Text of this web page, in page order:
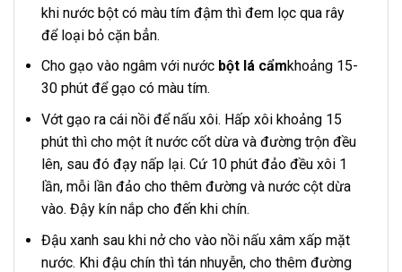
khi nước bột có màu tím đậm thì đem lọc qua rây
để loại bỏ cặn bẳn.
Cho gạo vào ngâm với nước bột lá cẩmkhoảng 15-
30 phút để gạo có màu tím.
Vớt gạo ra cái nồi để nấu xôi. Hấp xôi khoảng 15
phút thì cho một ít nước cốt dừa và đường trộn đều
lên, sau đó đạy nấp lại. Cứ 10 phút đảo đều xôi 1
lần, mỗi lần đảo cho thêm đường và nước cột dừa
vào. Đậy kín nắp cho đến khi chín.
Đậu xanh sau khi nở cho vào nồi nấu xâm xấp mặt
nước. Khi đậu chín thì tán nhuyễn, cho thêm đường